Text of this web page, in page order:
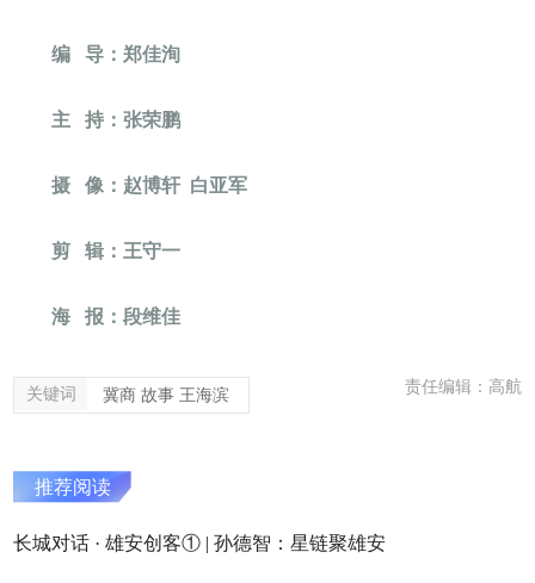
编 导：郑佳洵
主 持：张荣鹏
摄 像：赵博轩 白亚军
剪 辑：王守一
海 报：段维佳
关键词 冀商 故事 王海滨 责任编辑：高航
推荐阅读
长城对话 · 雄安创客① | 孙德智：星链聚雄安